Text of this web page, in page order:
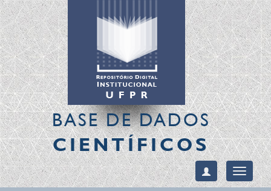
BASE DE DADOS
CIENTÍFICOS
Toggle